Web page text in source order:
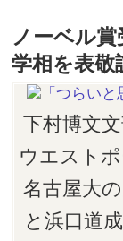
ノーベル
学相を表敬
下村博文
ウエスト
名古屋大
と浜口道